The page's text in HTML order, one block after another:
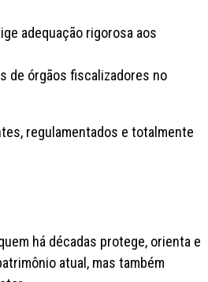
adequação rigorosa aos
de órgãos fiscalizadores no
regulamentados e totalmente
há décadas protege, orienta e
atual, mas também